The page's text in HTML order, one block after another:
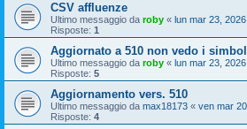
CSV affluenze
Ultimo messaggio da roby « lun mar 23,
Risposte: 1
Aggiornato a 510 non vedo i
Ultimo messaggio da roby « lun mar 23,
Risposte: 5
Aggiornamento vers. 510
Ultimo messaggio da max18173 « ven mar
Risposte: 4